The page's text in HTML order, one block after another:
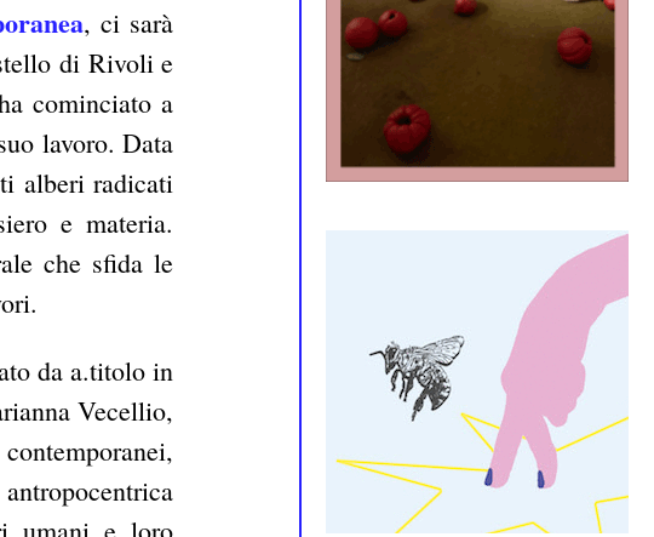
, ci sarà
di Rivoli e
cominciato a
lavoro. Data
alberi radicati
e materia.
che sfida le
da a.titolo in
Vecellio,
umani e loro